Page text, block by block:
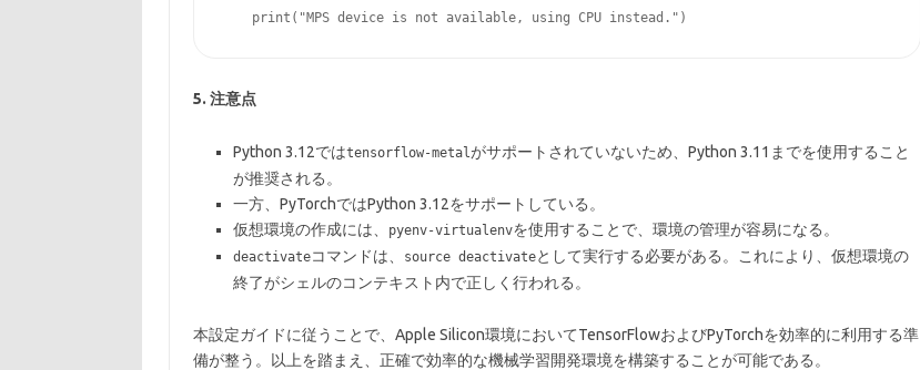
5. 注意点
Python 3.12ではtensorflow-metalがサポートされていないため、Python 3.11までを使用すること
が推奨される。
一方、PyTorchではPython 3.12をサポートしている。
仮想環境の作成には、
pyenv-virtualenvを使用することで、環境の管理が容易になる。
deactivateコマンドは、 source deactivateとして実行する必要がある。これにより、仮想環境の
終了がシェルのコンテキスト内で正しく行われる。
本設定ガイドに従うことで、Apple Silicon環境においてTensorFlowおよびPyTorchを効率的に利用する準
備が整う。以上を踏まえ、正確で効率的な機械学習開発環境を構築することが可能である。